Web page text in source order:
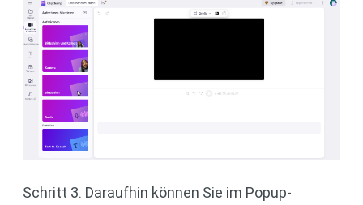
Schritt 3. Daraufhin können Sie im Popup-